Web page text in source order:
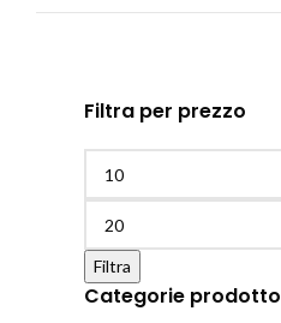
Filtra per prezzo
Filtra
Categorie prodotto